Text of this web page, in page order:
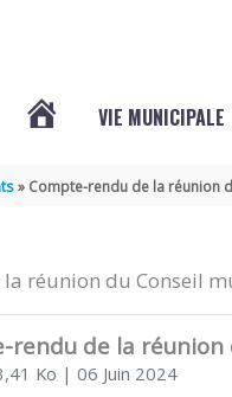
VERGNE
VIE MUNICIPALE
Compte-rendu de la réunion
réunion du Conseil
rendu de la réunion
Ko | 06 Juin 2024